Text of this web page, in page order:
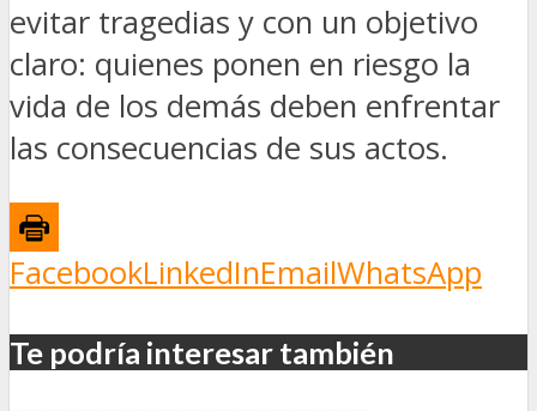
evitar tragedias y con un objetivo
claro: quienes ponen en riesgo la
vida de los demás deben enfrentar
las consecuencias de sus actos.
FacebookLinkedInEmailWhatsApp
Te podría interesar también